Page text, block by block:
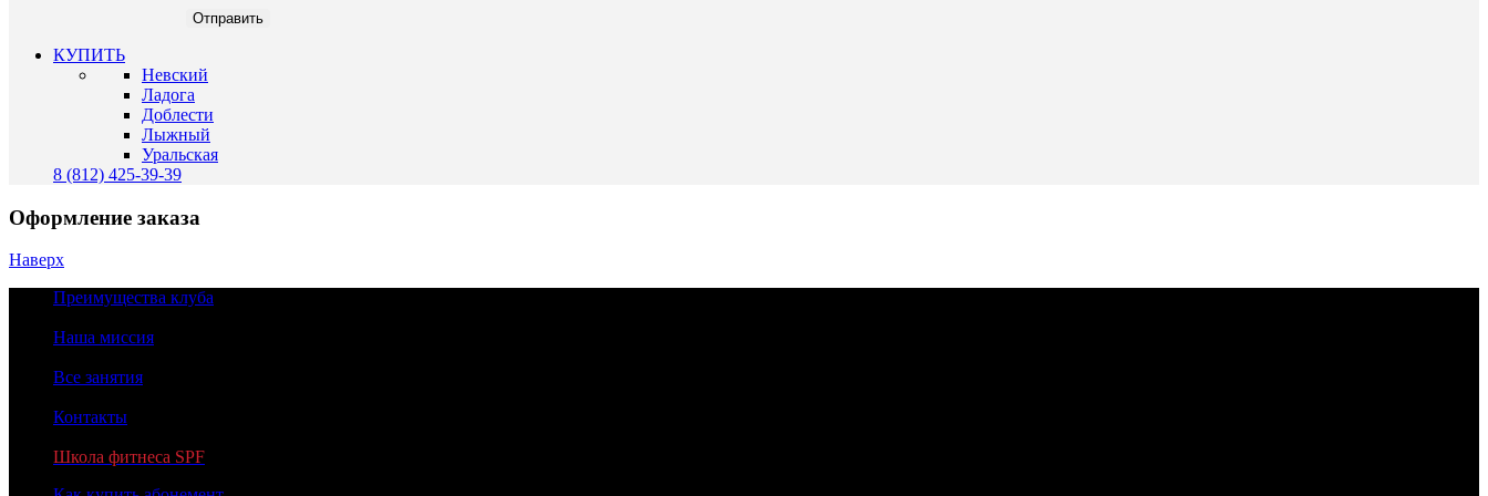
КУПИТЬ
Невский
Ладога
Доблести
Лыжный
Уральская
8 (812) 425-39-39
Оформление заказа
Наверх
Преимущества клуба
Наша миссия
Все занятия
Контакты
Школа фитнеса SPF